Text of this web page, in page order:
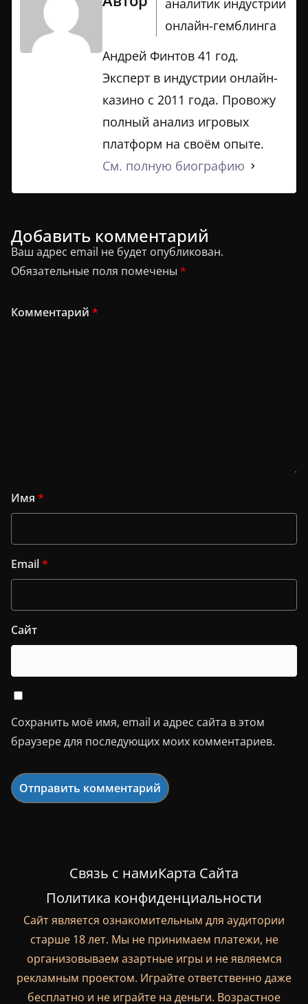
аналитик индустрии
онлайн-гемблинга
Андрей Финтов 41 год.
Эксперт в индустрии онлайн-
казино с 2011 года. Провожу
полный анализ игровых
платформ на своём опыте.
См. полную биографию
Добавить комментарий
Ваш адрес email не будет опубликован.
Обязательные поля помечены *
Комментарий *
Имя *
Email*
Сайт
Сохранить моё имя, email и адрес сайта в этом
браузере для последующих моих комментариев.
Связь с намиКарта Сайта
Политика конфиденциальности
Сайт является ознакомительным для аудитории
старше 18 лет. Мы не принимаем платежи, не
организовываем азартные игры и не являемся
рекламным проектом. Играйте ответственно даже
бесплатно и не играйте на деньги. Возрастное